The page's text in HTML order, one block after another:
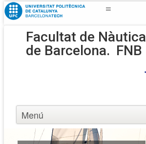
Facultat de Nàutica
de Barcelona. FNB